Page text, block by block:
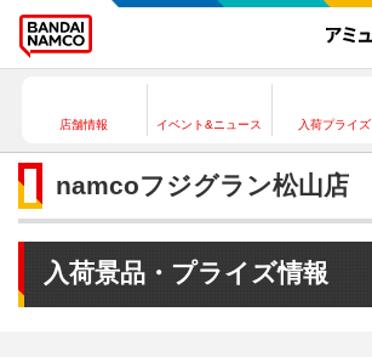
店舗情報 イベント&ニュース 入荷プライズ
namcoフジグラン松山店
入荷景品・プライズ情報